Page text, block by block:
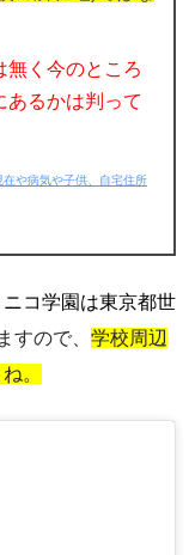
く 今のところ
あるかは判って
や病気や子供、自宅住所
コ学園 は東京都世
すので、 学校周辺
。